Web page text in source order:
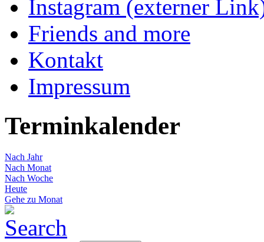
Instagram (externer
Friends and more
Kontakt
Impressum
Terminkalender
Nach Jahr
Nach Monat
Nach Woche
Heute
Gehe zu Monat